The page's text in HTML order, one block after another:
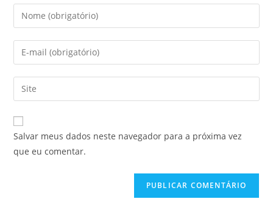
Digite
seu
nome
ou
de
usuário
para
comentar
Digite
seu
endereço
de
mail
para
comentar
Digite
o
URL
do
site
Salvar meus dados neste navegador para a próxima vez
que eu comentar.